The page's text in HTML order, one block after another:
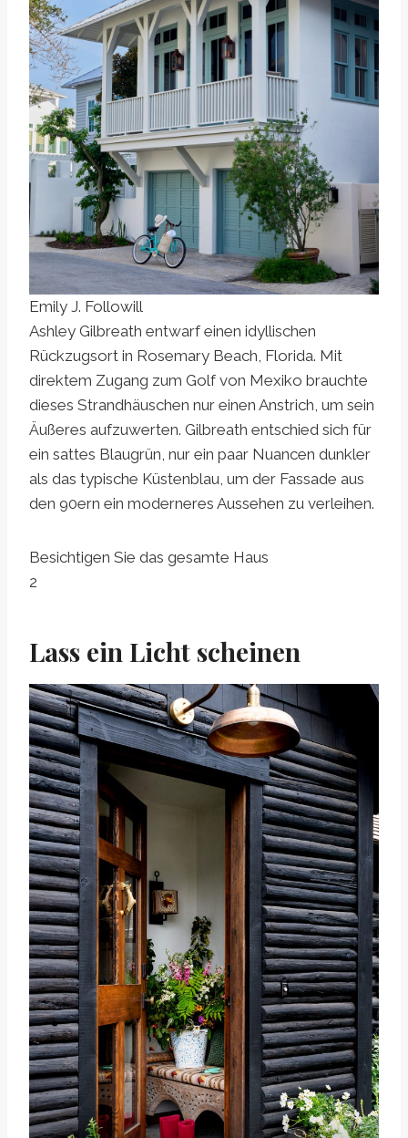
Emily J. Followill
Ashley Gilbreath entwarf einen idyllischen
Rückzugsort in Rosemary Beach, Florida. Mit
direktem Zugang zum Golf von Mexiko brauchte
dieses Strandhäuschen nur einen Anstrich, um sein
Äußeres aufzuwerten. Gilbreath entschied sich für
ein sattes Blaugrün, nur ein paar Nuancen dunkler
als das typische Küstenblau, um der Fassade aus
den 90ern ein moderneres Aussehen zu verleihen.
Besichtigen Sie das gesamte Haus
2
Lass ein Licht scheinen